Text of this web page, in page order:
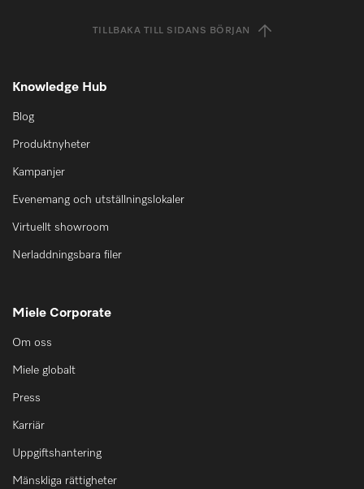
TILLBAKA TILL SIDANS BÖRJAN
Knowledge Hub
Blog
Produktnyheter
Kampanjer
Evenemang och utställningslokaler
Virtuellt showroom
Nerladdningsbara filer
Miele Corporate
Om oss
Miele globalt
Press
Karriär
Uppgiftshantering
Mänskliga rättigheter